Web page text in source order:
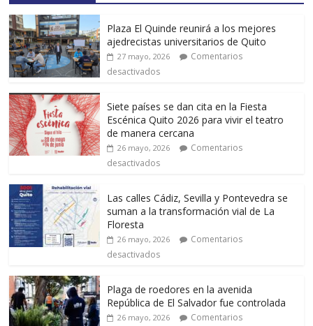
Plaza El Quinde reunirá a los mejores
ajedrecistas universitarios de Quito
27 mayo, 2026
Comentarios
desactivados
Siete países se dan cita en la Fiesta
Escénica Quito 2026 para vivir el teatro
de manera cercana
26 mayo, 2026
Comentarios
desactivados
Las calles Cádiz, Sevilla y Pontevedra se
suman a la transformación vial de La
Floresta
26 mayo, 2026
Comentarios
desactivados
Plaga de roedores en la avenida
República de El Salvador fue controlada
26 mayo, 2026
Comentarios